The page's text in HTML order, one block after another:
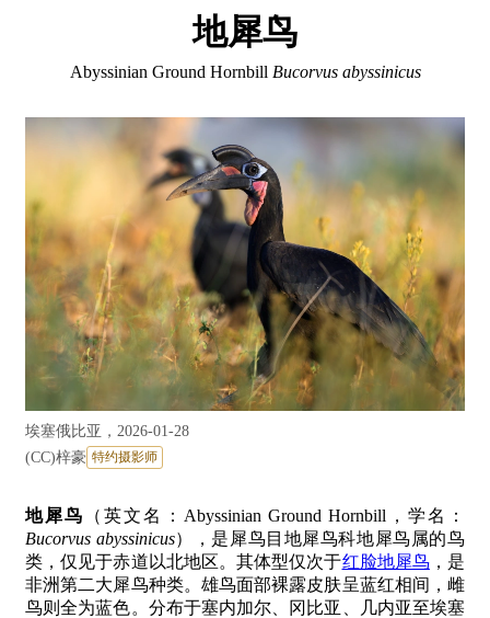
地犀鸟
Abyssinian Ground Hornbill Bucorvus abyssinicus
埃塞俄比亚，2026-01-28
(CC)梓豪 特约摄影师
地犀鸟
（英文名：Abyssinian Ground Hornbill，学名：
Bucorvus abyssinicus），是犀鸟目地犀鸟科地犀鸟属的鸟
类，仅见于赤道以北地区。其体型仅次于红脸地犀鸟，是
非洲第二大犀鸟种类。雄鸟面部裸露皮肤呈蓝红相间，雌
鸟则全为蓝色。分布于塞内加尔、冈比亚、几内亚至埃塞